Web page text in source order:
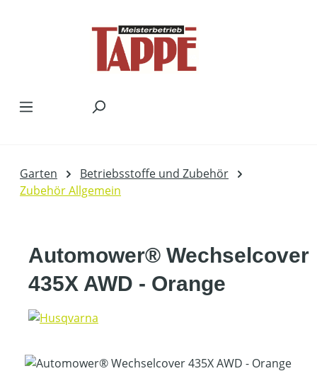
Garten
Betriebsstoffe und Zubehör
Zubehör Allgemein
Automower® Wechselcover
435X AWD - Orange
Bildergalerie überspringen